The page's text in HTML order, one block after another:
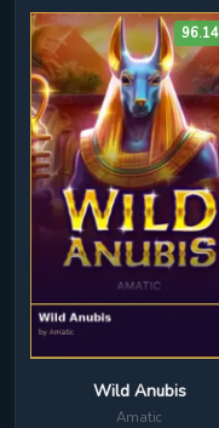
Wild Anubis
Amatic